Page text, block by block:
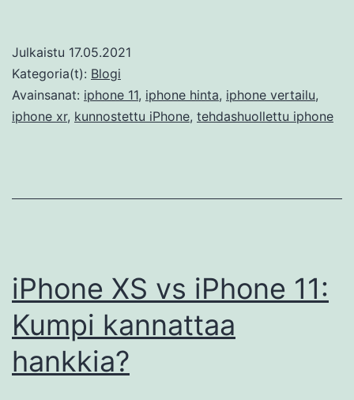
Julkaistu 17.05.2021
Kategoria(t): Blogi
Avainsanat: iphone 11, iphone hinta, iphone vertailu,
iphone xr, kunnostettu iPhone, tehdashuollettu iphone
iPhone XS vs iPhone 11:
Kumpi kannattaa
hankkia?